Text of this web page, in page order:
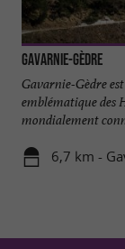
Gavarnie-Gèdre
Gavarnie-Gèdre
emblématique des
mondialement
6,7 km -